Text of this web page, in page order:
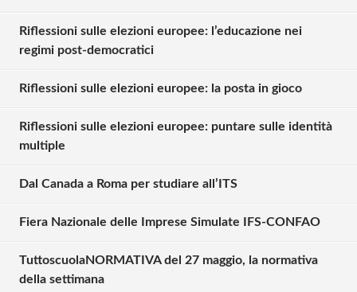
Riflessioni sulle elezioni europee: l’educazione nei
regimi post-democratici
Riflessioni sulle elezioni europee: la posta in gioco
Riflessioni sulle elezioni europee: puntare sulle identità
multiple
Dal Canada a Roma per studiare all’ITS
Fiera Nazionale delle Imprese Simulate IFS-CONFAO
TuttoscuolaNORMATIVA del 27 maggio, la normativa
della settimana
Solo gli utenti registrati possono